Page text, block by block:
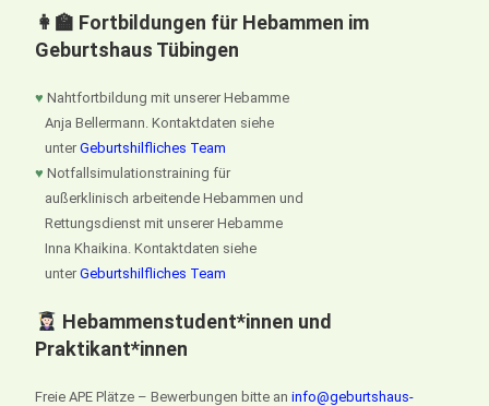
👩‍🏫 Fortbildungen für Hebammen im
Geburtshaus Tübingen
♥ Nahtfortbildung mit unserer Hebamme
Anja Bellermann. Kontaktdaten siehe
unterGeburtshilfliches Team
♥ Notfallsimulationstraining für
außerklinisch arbeitende Hebammen und
Rettungsdienst mit unserer Hebamme
Inna Khaikina. Kontaktdaten siehe
unterGeburtshilfliches Team
Hebammenstudent*innen und
Praktikant*innen
Freie APE Plätze – Bewerbungen bitte aninfo@geburtshaus-